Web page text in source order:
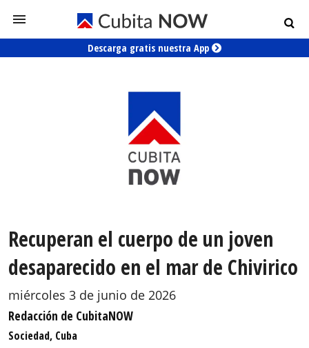
Descarga gratis nuestra App
Recuperan el cuerpo de un joven
desaparecido en el mar de Chivirico
miércoles 3 de junio de 2026
Redacción de CubitaNOW
Sociedad, Cuba